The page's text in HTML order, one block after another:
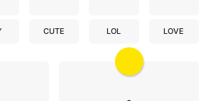
CUTE LOL LOVE